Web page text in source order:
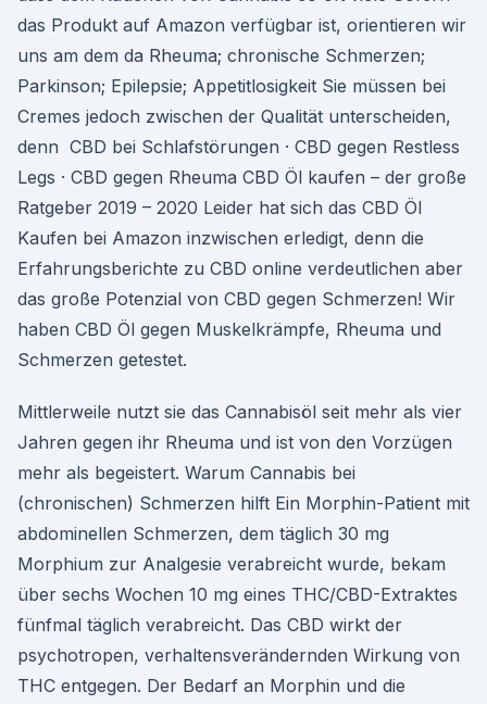
das Produkt auf Amazon verfügbar ist, orientieren wir
uns am dem da Rheuma; chronische Schmerzen;
Parkinson; Epilepsie; Appetitlosigkeit Sie müssen bei
Cremes jedoch zwischen der Qualität unterscheiden,
denn CBD bei Schlafstörungen · CBD gegen Restless
Legs · CBD gegen Rheuma CBD Öl kaufen – der große
Ratgeber 2019 – 2020 Leider hat sich das CBD Öl
Kaufen bei Amazon inzwischen erledigt, denn die
Erfahrungsberichte zu CBD online verdeutlichen aber
das große Potenzial von CBD gegen Schmerzen! Wir
haben CBD Öl gegen Muskelkrämpfe, Rheuma und
Schmerzen getestet.
Mittlerweile nutzt sie das Cannabisöl seit mehr als vier
Jahren gegen ihr Rheuma und ist von den Vorzügen
mehr als begeistert. Warum Cannabis bei
(chronischen) Schmerzen hilft Ein Morphin-Patient mit
abdominellen Schmerzen, dem täglich 30 mg
Morphium zur Analgesie verabreicht wurde, bekam
über sechs Wochen 10 mg eines THC/CBD-Extraktes
fünfmal täglich verabreicht. Das CBD wirkt der
psychotropen, verhaltensverändernden Wirkung von
THC entgegen. Der Bedarf an Morphin und die